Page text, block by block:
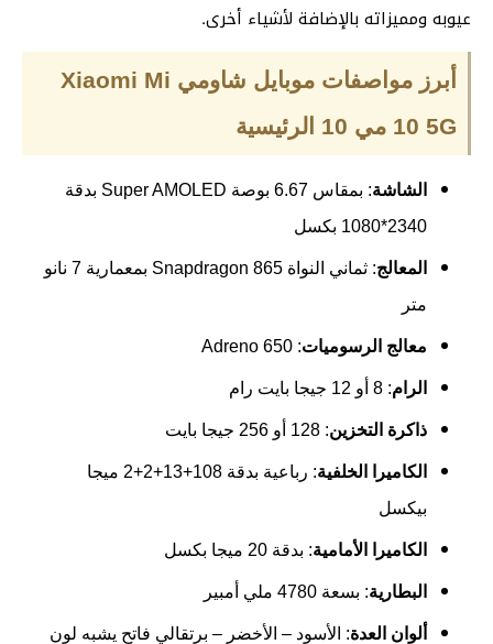
عيوبه ومميزاته بالإضافة لأشياء أخرى.
أبرز مواصفات موبايل شاومي Xiaomi Mi
10 5G مي 10 الرئيسية
الشاشة
: بمقاس 6.67 بوصة Super AMOLED بدقة
2340*1080 بكسل
المعالج
: ثماني النواة Snapdragon 865 بمعمارية 7 نانو
متر
معالج الرسوميات: Adreno 650
الرام: 8 أو 12 جيجا بايت رام
ذاكرة التخزين: 128 أو 256 جيجا بايت
الكاميرا الخلفية
: رباعية بدقة 108+13+2+2 ميجا
بيكسل
الكاميرا الأمامية: بدقة 20 ميجا بكسل
البطارية: بسعة 4780 ملي أمبير
ألوان العدة: الأسود – الأخضر – برتقالي فاتح يشبه لون